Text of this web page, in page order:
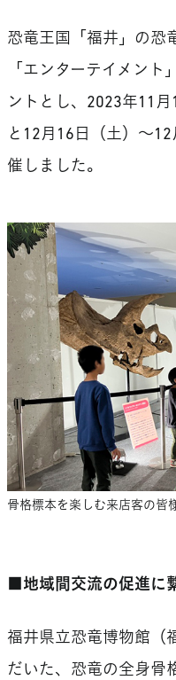
恐竜王国「福井」の恐
「エンターテイメン
ントとし、2023年11月
と12月16日（土）～
催しました。
骨格標本を楽しむ来店客の皆
地域間交流の促進に
福井県立恐竜博物館（
だいた、恐竜の全身骨